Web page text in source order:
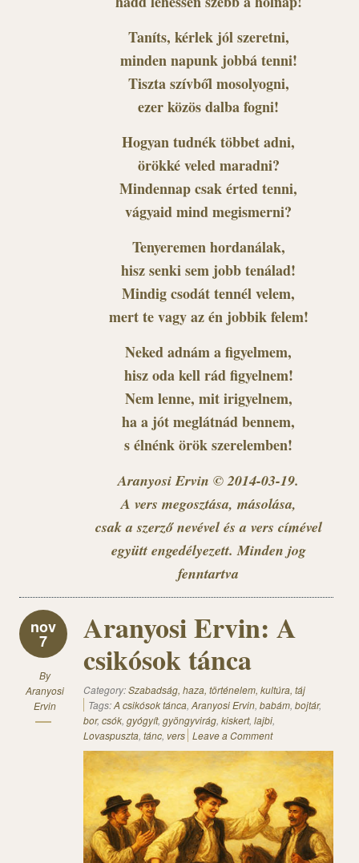
Taníts, kérlek jól szeretni,
minden napunk jobbá tenni!
Tiszta szívből mosolyogni,
ezer közös dalba fogni!
Hogyan tudnék többet adni,
örökké veled maradni?
Mindennap csak érted tenni,
vágyaid mind megismerni?
Tenyeremen hordanálak,
hisz senki sem jobb tenálad!
Mindig csodát tennél velem,
mert te vagy az én jobbik felem!
Neked adnám a figyelmem,
hisz oda kell rád figyelnem!
Nem lenne, mit irigyelnem,
ha a jót meglátnád bennem,
s élnénk örök szerelemben!
Aranyosi Ervin © 2014-03-19.
A vers megosztása, másolása,
csak a szerző nevével és a vers címével
együtt engedélyezett. Minden jog
fenntartva
nov
7
By
Aranyosi
Ervin
Aranyosi Ervin: A
csikósok tánca
Category:Szabadság, haza, történelem, kultúra, táj
Tags:A csikósok tánca, Aranyosi Ervin, babám, bojtár,
bor, csók, gyógyít, gyöngyvirág, kiskert, lajbi,
Lovaspuszta, tánc, vers Leave a Comment